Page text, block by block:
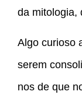
da mitologia,
Algo curioso
serem
nos de que